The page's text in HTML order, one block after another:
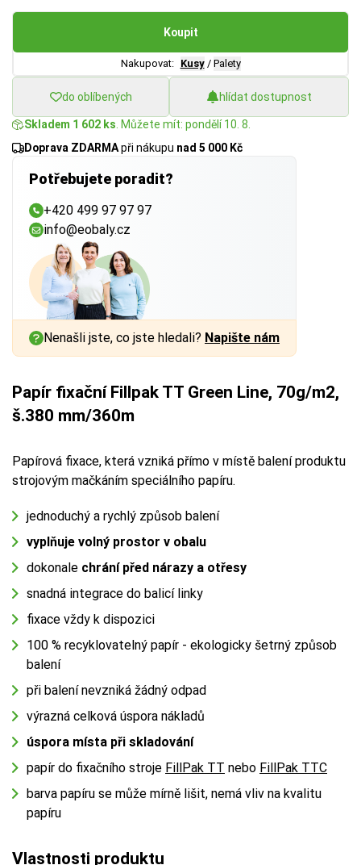
Koupit
Nakupovat: Kusy / Palety
do oblíbených hlídat dostupnost
Skladem 1 602 ks . Můžete mít: pondělí 10. 8.
Doprava ZDARMApři nákupu nad 5 000 Kč
Potřebujete poradit?
+420 499 97 97 97
info@eobaly.cz
Nenašli jste, co jste hledali? Napište nám
Papír fixační Fillpak TT Green Line, 70g/m2,
š.380 mm/360m
Papírová fixace, která vzniká přímo v místě balení produktu
strojovým mačkáním speciálního papíru.
jednoduchý a rychlý způsob balení
vyplňuje volný prostor v obalu
dokonale chrání před nárazy a otřesy
snadná integrace do balicí linky
fixace vždy k dispozici
100 % recyklovatelný papír - ekologicky šetrný způsob
balení
při balení nevzniká žádný odpad
výrazná celková úspora nákladů
úspora místa při skladování
papír do fixačního stroje FillPak TT nebo FillPak TTC
barva papíru se může mírně lišit, nemá vliv na kvalitu
papíru
Vlastnosti produktu